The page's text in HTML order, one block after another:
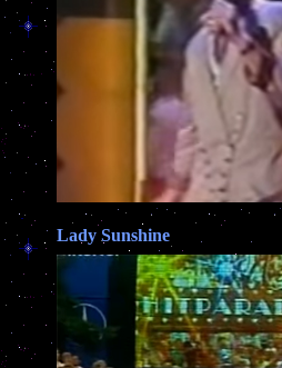
Lady Sunshine